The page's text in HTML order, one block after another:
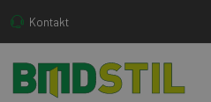
Kontakt